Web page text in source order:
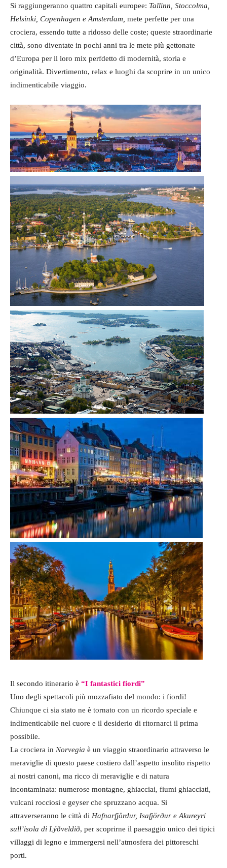
Si raggiungeranno quattro capitali europee: Tallinn, Stoccolma,
Helsinki, Copenhagen e Amsterdam, mete perfette per una
crociera, essendo tutte a ridosso delle coste; queste straordinarie
città, sono diventate in pochi anni tra le mete più gettonate
d’Europa per il loro mix perfdetto di modernità, storia e
originalità. Divertimento, relax e luoghi da scoprire in un unico
indimenticabile viaggio.
Il secondo itinerario è “I fantastici fiordi”
Uno degli spettacoli più mozzafiato del mondo: i fiordi!
Chiunque ci sia stato ne è tornato con un ricordo speciale e
indimenticabile nel cuore e il desiderio di ritornarci il prima
possibile.
La crociera in Norvegia è un viaggio straordinario attraverso le
meraviglie di questo paese costiero dall’aspetto insolito rispetto
ai nostri canoni, ma ricco di meraviglie e di natura
incontaminata: numerose montagne, ghiacciai, fiumi ghiacciati,
vulcani rocciosi e geyser che spruzzano acqua. Si
attraverseranno le città di Hafnarfjördur, Isafjörður e Akureyri
sull’isola di Lýðveldið, per scoprirne il paesaggio unico dei tipici
villaggi di legno e immergersi nell’atmosfera dei pittoreschi
porti.